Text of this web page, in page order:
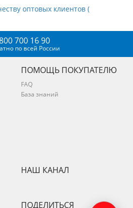
оптовых клиентов (
700 16 90
по всей России
ПОМОЩЬ ПОКУПАТЕЛЮ
FAQ
База знаний
НАШ КАНАЛ
ПОДЕЛИТЬСЯ